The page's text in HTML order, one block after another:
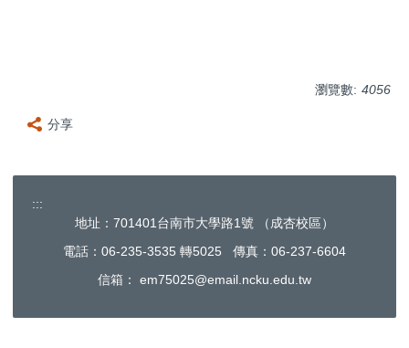
瀏覽數: 4056
分享
:::
地址：701401台南市大學路1號 （成杏校區）
電話：06-235-3535 轉5025 傳真：06-237-6604
信箱： em75025@email.ncku.edu.tw